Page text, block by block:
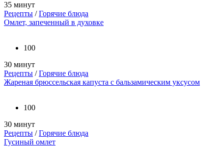
35 минут
Рецепты /Горячие блюда
Омлет, запеченный в духовке
100
30 минут
Рецепты /Горячие блюда
Жареная брюссельская капуста с бальзамическим уксусом
100
30 минут
Рецепты /Горячие блюда
Гусиный омлет